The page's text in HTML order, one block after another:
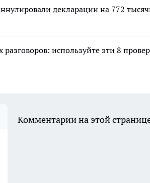
декларации на 772
разговоров: используйте эти 8
Комментарии на этой